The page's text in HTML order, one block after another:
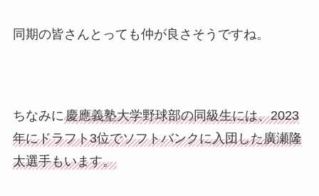
同期の皆さんとっても仲が良さそうですね。
ちなみに慶應義塾大学野球部の同級生には、2023
年にドラフト3位でソフトバンクに入団した廣瀬隆
太選手もいます。